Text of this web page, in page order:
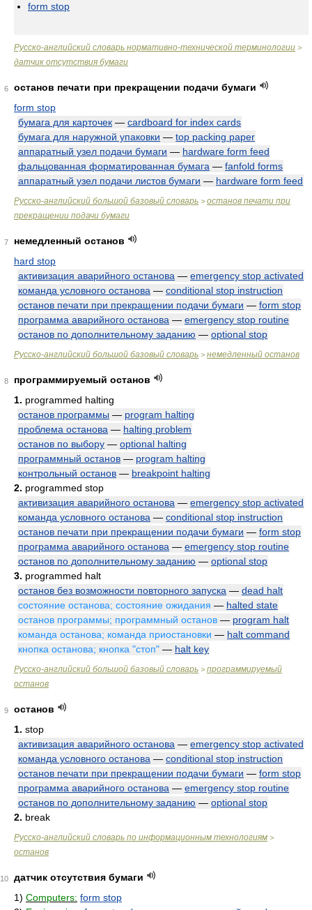
form stop
Русско-английский словарь нормативно-технической терминологии >
датчик отсутствия бумаги
6
останов печати при прекращении подачи бумаги
form stop
бумага для карточек — cardboard for index cards
бумага для наружной упаковки — top packing paper
аппаратный узел подачи бумаги — hardware form feed
фальцованная форматированная бумага — fanfold forms
аппаратный узел подачи листов бумаги — hardware form feed
Русско-английский большой базовый словарь > останов печати при
прекращении подачи бумаги
7
немедленный останов
hard stop
активизация аварийного останова — emergency stop activated
команда условного останова — conditional stop instruction
останов печати при прекращении подачи бумаги — form stop
программа аварийного останова — emergency stop routine
останов по дополнительному заданию — optional stop
Русско-английский большой базовый словарь > немедленный останов
8
программируемый останов
1. programmed halting
останов программы — program halting
проблема останова — halting problem
останов по выбору — optional halting
программный останов — program halting
контрольный останов — breakpoint halting
2. programmed stop
активизация аварийного останова — emergency stop activated
команда условного останова — conditional stop instruction
останов печати при прекращении подачи бумаги — form stop
программа аварийного останова — emergency stop routine
останов по дополнительному заданию — optional stop
3. programmed halt
останов без возможности повторного запуска — dead halt
состояние останова; состояние ожидания — halted state
останов программы; программный останов — program halt
команда останова; команда приостановки — halt command
кнопка останова; кнопка "стоп" — halt key
Русско-английский большой базовый словарь > программируемый
останов
9
останов
1. stop
активизация аварийного останова — emergency stop activated
команда условного останова — conditional stop instruction
останов печати при прекращении подачи бумаги — form stop
программа аварийного останова — emergency stop routine
останов по дополнительному заданию — optional stop
2. break
Русско-английский словарь по информационным технологиям >
останов
10
датчик отсутствия бумаги
1) Computers: form stop